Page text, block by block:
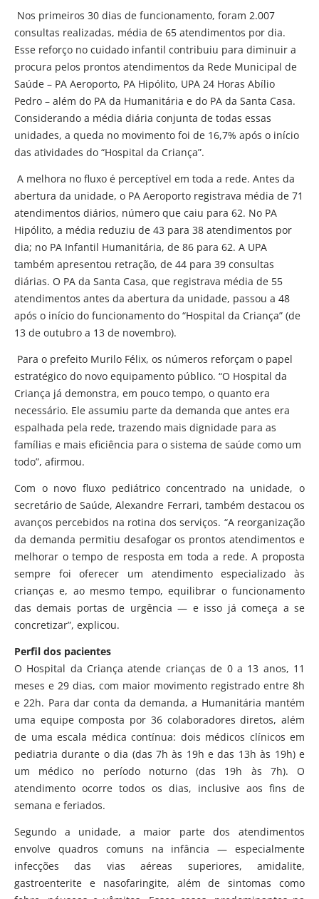
Nos primeiros 30 dias de funcionamento, foram 2.007
consultas realizadas, média de 65 atendimentos por dia.
Esse reforço no cuidado infantil contribuiu para diminuir a
procura pelos prontos atendimentos da Rede Municipal de
Saúde – PA Aeroporto, PA Hipólito, UPA 24 Horas Abílio
Pedro – além do PA da Humanitária e do PA da Santa Casa.
Considerando a média diária conjunta de todas essas
unidades, a queda no movimento foi de 16,7% após o início
das atividades do “Hospital da Criança”.
A melhora no fluxo é perceptível em toda a rede. Antes da
abertura da unidade, o PA Aeroporto registrava média de 71
atendimentos diários, número que caiu para 62. No PA
Hipólito, a média reduziu de 43 para 38 atendimentos por
dia; no PA Infantil Humanitária, de 86 para 62. A UPA
também apresentou retração, de 44 para 39 consultas
diárias. O PA da Santa Casa, que registrava média de 55
atendimentos antes da abertura da unidade, passou a 48
após o início do funcionamento do “Hospital da Criança” (de
13 de outubro a 13 de novembro).
Para o prefeito Murilo Félix, os números reforçam o papel
estratégico do novo equipamento público. “O Hospital da
Criança já demonstra, em pouco tempo, o quanto era
necessário. Ele assumiu parte da demanda que antes era
espalhada pela rede, trazendo mais dignidade para as
famílias e mais eficiência para o sistema de saúde como um
todo”, afirmou.
Com o novo fluxo pediátrico concentrado na unidade, o
secretário de Saúde, Alexandre Ferrari, também destacou os
avanços percebidos na rotina dos serviços. “A reorganização
da demanda permitiu desafogar os prontos atendimentos e
melhorar o tempo de resposta em toda a rede. A proposta
sempre foi oferecer um atendimento especializado às
crianças e, ao mesmo tempo, equilibrar o funcionamento
das demais portas de urgência — e isso já começa a se
concretizar”, explicou.
Perfil dos pacientes
O Hospital da Criança atende crianças de 0 a 13 anos, 11
meses e 29 dias, com maior movimento registrado entre 8h
e 22h. Para dar conta da demanda, a Humanitária mantém
uma equipe composta por 36 colaboradores diretos, além
de uma escala médica contínua: dois médicos clínicos em
pediatria durante o dia (das 7h às 19h e das 13h às 19h) e
um médico no período noturno (das 19h às 7h). O
atendimento ocorre todos os dias, inclusive aos fins de
semana e feriados.
Segundo a unidade, a maior parte dos atendimentos
envolve quadros comuns na infância — especialmente
infecções das vias aéreas superiores, amidalite,
gastroenterite e nasofaringite, além de sintomas como